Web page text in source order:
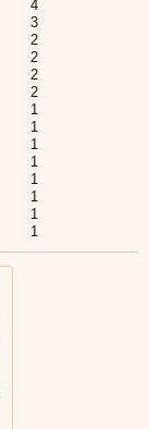
4
3
2
2
2
2
1
1
1
1
1
1
1
1